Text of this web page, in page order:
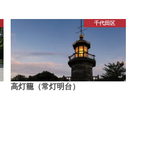
千代田区
高灯籠（常灯明台）